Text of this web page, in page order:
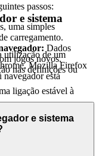
passos:
uma simples
carregamento.
Dados
jogos novos.
nas definições ou
ligação estável à
Ocasionalmente,
de compatibilidade.
Firefox ou Edge)
e sistema
utilização de um
Mozilla Firefox
está
e sistema